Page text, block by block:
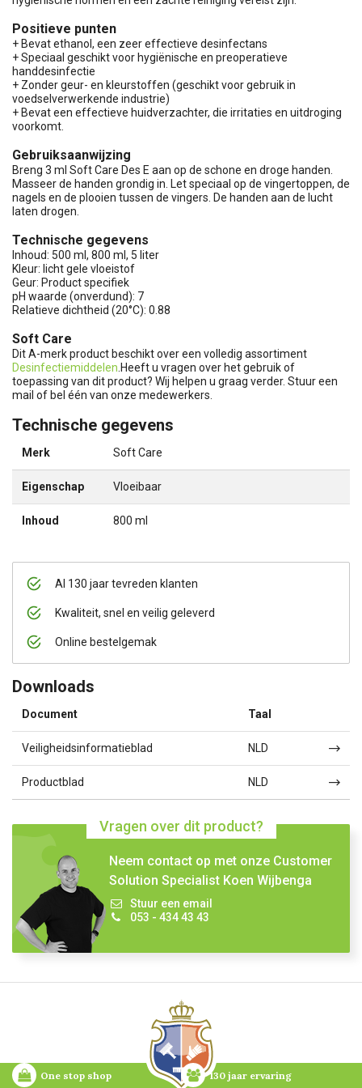
Al 130 jaar tevreden klanten
Kwaliteit, snel en veilig geleverd
Online bestelgemak
Downloads
Document Taal
Veiligheidsinformatieblad NLD
Productblad NLD
Vragen over dit product?
Neem contact op met onze Customer
Solution Specialist Koen Wijbenga
Stuur een email
053 - 434 43 43
Positieve punten
+ Bevat ethanol, een zeer effectieve desinfectans
+ Speciaal geschikt voor hygiënische en preoperatieve
handdesinfectie
+ Zonder geur- en kleurstoffen (geschikt voor gebruik in
voedselverwerkende industrie)
+ Bevat een effectieve huidverzachter, die irritaties en uitdroging
voorkomt.
Gebruiksaanwijzing
Breng 3 ml Soft Care Des E aan op de schone en droge handen.
Masseer de handen grondig in. Let speciaal op de vingertoppen, de
nagels en de plooien tussen de vingers. De handen aan de lucht
laten drogen.
Technische gegevens
Inhoud: 500 ml, 800 ml, 5 liter
Kleur: licht gele vloeistof
Geur: Product specifiek
pH waarde (onverdund): 7
Relatieve dichtheid (20°C): 0.88
Soft Care
Dit A-merk product beschikt over een volledig assortiment
Desinfectiemiddelen .Heeft u vragen over het gebruik of
toepassing van dit product? Wij helpen u graag verder. Stuur een
mail of bel één van onze medewerkers.
Technische gegevens
Merk Soft Care
Eigenschap Vloeibaar
Inhoud 800 ml
One stop shop 130 jaar ervaring